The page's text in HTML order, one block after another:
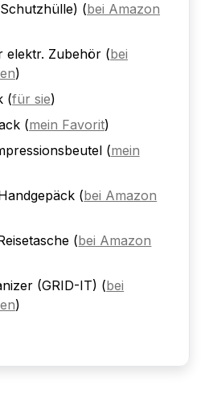
(bei Amazon
elektr. Zubehör (bei
)
(für sie)
(mein Favorit)
(mein
(bei Amazon
(bei Amazon
(GRID-IT) (bei
)